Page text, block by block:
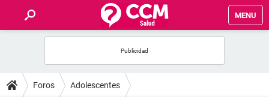
MENU
FOROS
Foros Adolescentes